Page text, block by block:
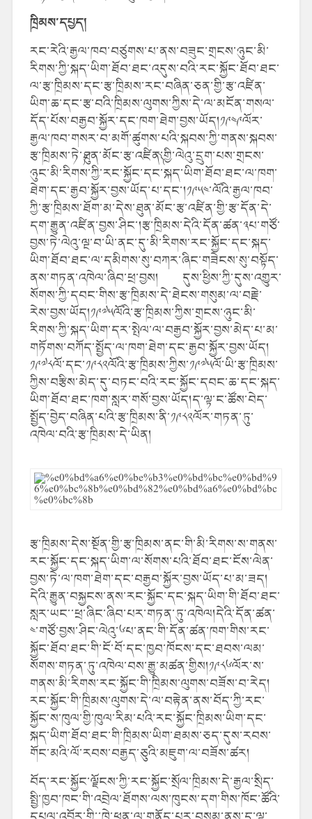
ཁྲིམས་དཔྱད།
རང་རེའི་རྒྱལ་ཁབ་བཙུགས་པ་ནས་བཟུང་གྲངས་ཉུང་མི་
རིགས་ཀྱི་སྐད་ཡིག་ཐོབ་ཐང་འདུས་བའི་རང་སྐྱོང་ཐོབ་ཐང་
ལ་རྩ་ཁྲིམས་དང་རྩ་ཁྲིམས་རང་བཞིན་ཅན་གྱི་རྩ་འཛིན་
ཡིག་ཆ་དང་རྩ་བའི་ཁྲིམས་ལུགས་ཀྱིས་དེ་ལ་མངོན་གསལ་
དོད་པོས་བརྒྱབ་སྐྱོར་དང་ཁག་ཐེག་བྱས་ཡོད།༡༩༤༩ལོར་
རྒྱལ་ཁབ་གསར་བ་མགོ་ཚུགས་པའི་སྐབས་ཀྱི་གནས་སྐབས་
རྩ་ཁྲིམས་ཏེ་༼ཐུན་མོང་རྩ་འཛིན༽་གྱི་ལེའུ་དྲུག་པས་གྲངས་
ཉུང་མི་རིགས་ཀྱི་རང་སྐྱོང་དང་སྐད་ཡིག་ཐོབ་ཐང་ལ་ཁག་
ཐེག་དང་རྒྱབ་སྐྱོར་བྱས་ཡོད་པ་དང་།༡༩༥༤་ལོའི་རྒྱལ་ཁབ་
ཀྱི་རྩ་ཁྲིམས་ཐོག་མ་དེས་ཐུན་མོང་རྩ་འཛིན་གྱི་རྩ་དོན་དེ་
དག་རྒྱུན་འཛིན་བྱས་ཤིང་།རྩ་ཁྲིམས་དེའི་དོན་ཚན་༣པ་གཙོ་
བྱས་ཏེ་ལེའུ་ལྔ་བ་ཡི་ནང་དུ་མི་རིགས་རང་སྐྱོང་དང་སྐད་
ཡིག་ཐོབ་ཐང་ལ་དམིགས་སུ་བཀར་ཞིང་གཟེངས་སུ་བསྟོད་
ནས་གཏན་འཁེལ་ཞིབ་ཕྲ་བྱས། དུས་ཕྱིས་ཀྱི་དུས་འགྱུར་
སོགས་ཀྱི་དབང་གིས་རྩ་ཁྲིམས་དེ་ཐེངས་གསུམ་ལ་བརྗེ་
རེས་བྱས་ཡོད།༡༩༧༥ལོའི་རྩ་ཁྲིམས་ཀྱིས་གྲངས་ཉུང་མི་
རིགས་ཀྱི་སྐད་ཡིག་དར་སྤེལ་ལ་བརྒྱབ་སྐྱོར་བྱས་མེད་པ་མ་
གཏོགས་བཀོད་སྤྱོད་ལ་ཁག་ཐེག་དང་རྒྱབ་སྐྱོར་བྱས་ཡོད།
༡༩༧༨ལོ་དང་༡༩༨༢ལོའི་རྩ་ཁྲིམས་ཀྱིས་༡༩༧༥ལོ་ཡི་རྩ་ཁྲིམས་
ཀྱིས་བརྩིས་མེད་དུ་བཏང་བའི་རང་སྐྱོང་དབང་ཆ་དང་སྐད་
ཡིག་ཐོབ་ཐང་ཁག་སླར་གསོ་བྱས་ཡོད།ད་ལྟ་ང་ཚོས་བེད་
སྤྱོད་བྱེད་བཞིན་པའི་རྩ་ཁྲིམས་ནི་༡༩༨༢ལོར་གཏན་ཏུ་
འཁེལ་བའི་རྩ་ཁྲིམས་དེ་ཡིན།
རྩ་ཁྲིམས་དེས་སྔོན་གྱི་རྩ་ཁྲིམས་ནང་གི་མི་རིགས་ས་གནས་
རང་སྐྱོང་དང་སྐད་ཡིག་ལ་སོགས་པའི་ཐོབ་ཐང་ངོས་ལེན་
བྱས་ཏེ་ལ་ཁག་ཐེག་དང་བརྒྱབ་སྐྱོར་བྱས་ཡོད་པ་མ་ཟད།
དེའི་རྒྱུན་བསྐྱངས་ནས་རང་སྐྱོང་དང་སྐད་ཡིག་གི་ཐོབ་ཐང་
སླར་ཡང་་ཕྲ་ཞིང་ཞིབ་པར་གཏན་ཏུ་འཁེལ།དེའི་དོན་ཚན་
༤་གཙོ་བྱས་ཤིང་ལེའུ་༦པ་ནང་གི་དོན་ཚན་ཁག་གིས་རང་
སྐྱོང་ཐོབ་ཐང་གི་ངོ་བོ་དང་ཁྱབ་ཁོངས་དང་ཐབས་ལམ་
སོགས་གཏན་ཏུ་འཁེལ་བས་རྒྱུ་མཚན་གྱིས།༡༩༨༦ལོར་ས་
གནས་མི་རིགས་རང་སྐྱོང་གི་ཁྲིམས་ལུགས་བཟོས་བ་རེད།
རང་སྐྱོང་གི་ཁྲིམས་ལུགས་དེ་ལ་བརྟེན་ནས་བོད་ཀྱི་རང་
སྐྱོང་ས་ཁུལ་གྱི་ཁུལ་རིམ་པའི་རང་སྐྱོང་ཁྲིམས་ཡིག་དང་
སྐད་ཡིག་ཐོབ་ཐང་གི་ཁྲིམས་ཡིག་ཐམས་ཅད་དུས་རབས་
གོང་མའི་ལོ་རབས་བརྒྱད་ཅུའི་མཇུག་ལ་བཟོས་ཚར།
བོད་རང་སྐྱོང་ལྗོངས་ཀྱི་རང་སྐྱོང་སྲོལ་ཁྲིམས་དེ་རྒྱལ་སྲིད་
སྤྱི་ཁྱབ་ཁང་གི་འབྲེལ་ཐོགས་ལས་ཁུངས་དག་གིས་ཁོང་ཚོའི་